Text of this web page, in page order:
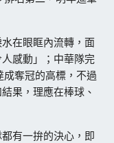
在眼眶內流轉，面
感動」；中華隊完
奪冠的高標，不過
果，理應在棒球、
有一拚的決心，即